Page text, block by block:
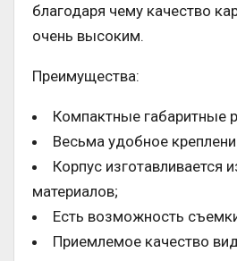
благодаря чему качество
очень высоким.
Преимущества:
Компактные габаритные
Весьма удобное
Корпус изготавливается
материалов;
Есть возможность
Приемлемое качество